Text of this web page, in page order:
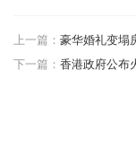
上一篇：
下一篇：